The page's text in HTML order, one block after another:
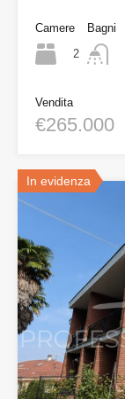
Camere
2
Bagni
Vendita
€265.000
In evidenza